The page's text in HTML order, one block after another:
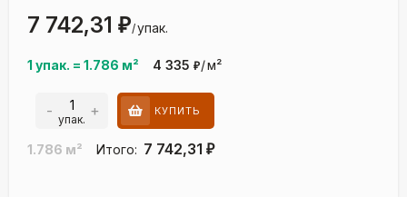
1 упак. = 1.786 м² 4 335 ₽/м²
7 742,31 ₽/упак.
- упак. + КУПИТЬ
1.786 м² Итого: 7 742,31 ₽